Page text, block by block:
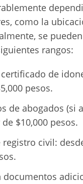
como la
se
rangos:
de
pesos.
de abogados (si
$10,000 pesos.
registro civil:
documentos